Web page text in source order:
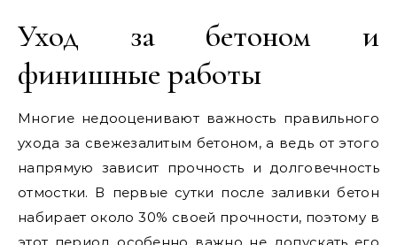
Уход за бетоном и
финишные работы
Многие недооценивают важность правильного
ухода за свежезалитым бетоном, а ведь от этого
напрямую зависит прочность и долговечность
отмостки. В первые сутки после заливки бетон
набирает около 30% своей прочности, поэтому в